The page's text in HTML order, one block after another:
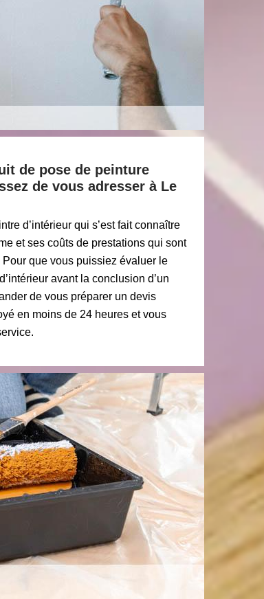
de pose de peinture
de vous adresser à Le
d’intérieur qui s’est fait connaître
et ses coûts de prestations qui sont
que vous puissiez évaluer le
avant la conclusion d’un
de vous préparer un devis
en moins de 24 heures et vous